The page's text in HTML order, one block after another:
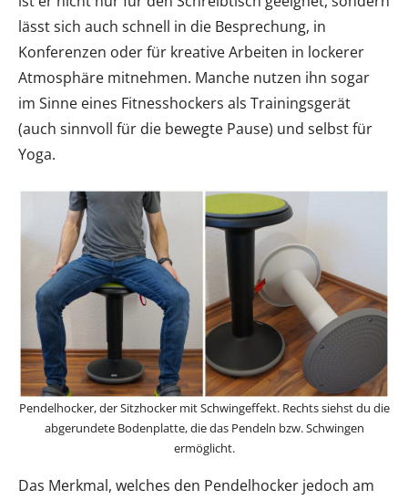
lässt sich auch schnell in die Besprechung, in
Konferenzen oder für kreative Arbeiten in lockerer
Atmosphäre mitnehmen. Manche nutzen ihn sogar
im Sinne eines Fitnesshockers als Trainingsgerät
(auch sinnvoll für die bewegte Pause) und selbst für
Yoga.
Pendelhocker, der Sitzhocker mit Schwingeffekt. Rechts siehst du die
abgerundete Bodenplatte, die das Pendeln bzw. Schwingen
ermöglicht.
Das Merkmal, welches den Pendelhocker jedoch am